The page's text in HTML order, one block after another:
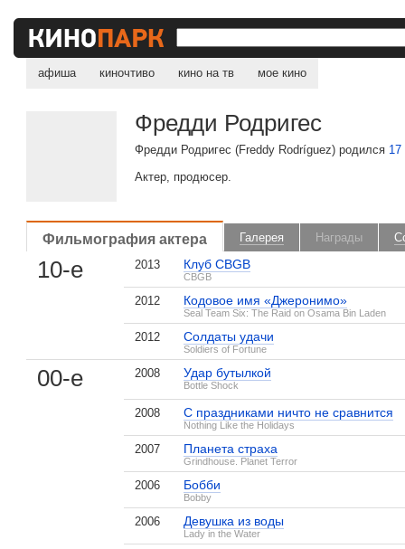
афиша киночтиво кино на тв мое кино
Фредди Родригес
Фредди Родригес (Freddy Rodríguez) родился 17
Актер, продюсер.
Фильмография актера Галерея Награды
10-е 2013 Клуб CBGB
CBGB
2012 Кодовое имя «Джеронимо»
Seal Team Six: The Raid on Osama Bin Laden
2012 Солдаты удачи
Soldiers of Fortune
00-е 2008 Удар бутылкой
Bottle Shock
2008 С праздниками ничто не сравнится
Nothing Like the Holidays
2007 Планета страха
Grindhouse. Planet Terror
2006 Бобби
Bobby
2006 Девушка из воды
Lady in the Water